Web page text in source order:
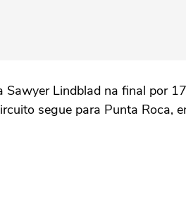
Lindblad na final por
segue para Punta Roca,